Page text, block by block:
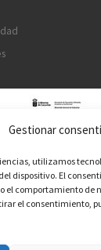
Gestionar
utilizamos
dispositivo. El
el comportamiento de
el consentimiento,